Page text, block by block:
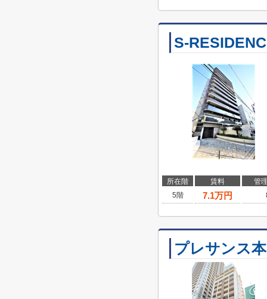
S-
所在階 賃料
管
5階
7.1万円
プレサンス